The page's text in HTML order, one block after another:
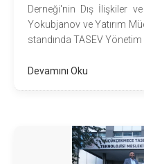
Derneği'nin Dış İlişkiler
Yokubjanov ve Yatırım
standında TASEV
Devamını Oku